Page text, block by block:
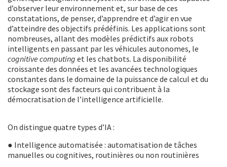
d’observer leur environnement et, sur base de ces
constatations, de penser, d’apprendre et d’agir en vue
d’atteindre des objectifs prédéfinis. Les applications sont
nombreuses, allant des modèles prédictifs aux robots
intelligents en passant par les véhicules autonomes, le
cognitive computing et les chatbots. La disponibilité
croissante des données et les avancées technologiques
constantes dans le domaine de la puissance de calcul et du
stockage sont des facteurs qui contribuent à la
démocratisation de l’intelligence artificielle.
On distingue quatre types d’IA :
● Intelligence automatisée : automatisation de tâches
manuelles ou cognitives, routinières ou non routinières